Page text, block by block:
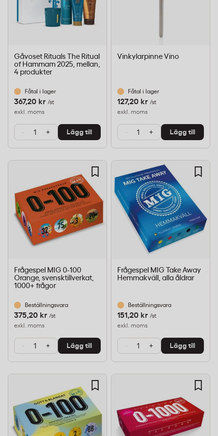
Gåvoset Rituals The Ritual
of Hammam 2025, mellan,
4 produkter
Fåtal i lager
367,20 kr /st
exkl. moms
- + Lägg till
Vinkylarpinne Vino
Fåtal i lager
127,20 kr /st
exkl. moms
- + Lägg till
Frågespel MIG 0-100
Orange, svensktillverkat,
1000+ frågor
Beställningsvara
375,20 kr /st
exkl. moms
- + Lägg till
Frågespel MIG Take Away
Hemmakväll, alla åldrar
Beställningsvara
151,20 kr /st
exkl. moms
- + Lägg till